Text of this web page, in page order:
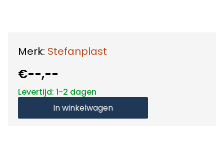
Merk: Stefanplast
€--,--
Levertijd: 1-2 dagen
In winkelwagen